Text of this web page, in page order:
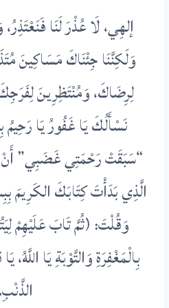
إلهِي، لَا عُذْرَ لَنَا
وَلَكِنَّنَا جِئْنَاكَ مَسَاكِينَ
لِرِضَاكَ، وَمُنْتَظِرِينَ
نَسْأَلُكَ يَا غَفُورُ يَا
“سَبَقَتْ رَحْمَتِي غَضَبِي” أَنْ
الَّذِي بَدَأْتَ كِتَابَكَ الكَرِيمَ
وَقُلْتَ: (ثُمَّ تَابَ عَلَيْهِمْ
بِالْمَغْفِرَةِ وَالتَّوْبَةِ يَا اللَّهُ،